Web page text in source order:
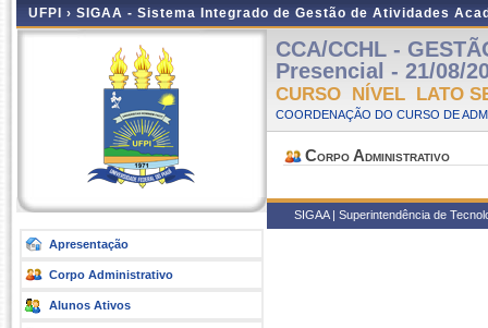
UFPI › SIGAA - Sistema Integrado de Gestão de Atividades
Apresentação
Corpo Administrativo
Alunos Ativos
CCA/CCHL -
Presencial - 21/08/
CURSO NÍVEL LATO
COORDENAÇÃO DO CURSO DE
Corpo Administrativo
SIGAA | Superintendência de